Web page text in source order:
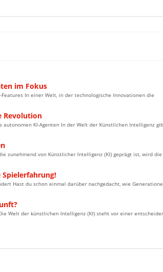
im Fokus
In einer Welt, in der technologische Innovationen die
Revolution
KI-Agenten In der Welt der Künstlichen Intelligenz
zunehmend von Künstlicher Intelligenz (KI) geprägt ist, wird die
Hast du schon einmal darüber nachgedacht, wie
Welt der künstlichen Intelligenz (KI) steht vor einer